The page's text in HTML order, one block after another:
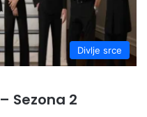
Divlje srce
Sezona 2